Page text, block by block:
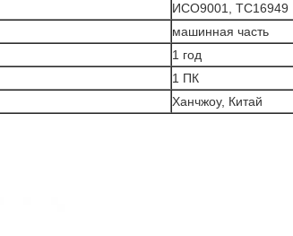
ИСО9001, ТС16949
машинная часть
1 год
1 ПК
Ханчжоу, Китай